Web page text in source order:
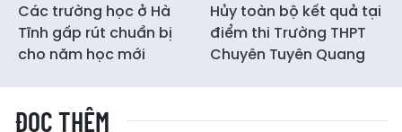
Các trường học ở Hà
Tĩnh gấp rút chuẩn bị
cho năm học mới
Hủy toàn bộ kết quả tại
điểm thi Trường THPT
Chuyên Tuyên Quang
ĐỌC THÊM